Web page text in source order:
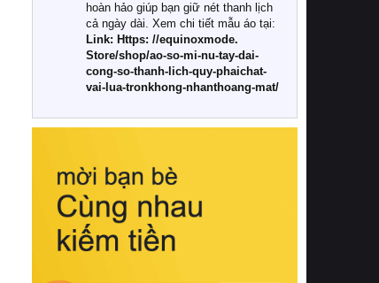
Khác với các dòng sản phẩm thông
thường, những bộ chăn ga gối đệm
cao cấp trải qua quy trình sản xuất
nghiêm ngặt từ khâu chọn lọc nguyên
liệu tự nhiên đến công nghệ dệt
nhuộm hiện đại không chứa hóa chất
này, bạn sẽ cảm nhận rõ rệt sự khác
hồi chuẩn xác của phần đệm nâng đỡ
cột sống.
Bên cạnh đó, việc lựa chọn các dòng
sản phẩm đạt chuẩn chất lượng quốc
tế còn giúp ngăn ngừa tình trạng kích
hoàn hảo giúp bạn giữ nét thanh lịch
cả ngày dài. Xem chi tiết mẫu áo tại:
Link: Https: //equinoxmode.
Store/shop/ao-so-mi-nu-tay-dai-
cong-so-thanh-lich-quy-phaichat-
vai-lua-tronkhong-nhanthoang-mat/